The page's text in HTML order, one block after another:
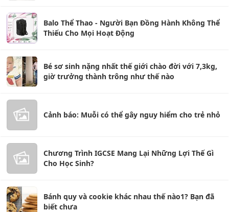
Balo Thể Thao - Người Bạn Đồng Hành Không Thể
Thiếu Cho Mọi Hoạt Động
Bé sơ sinh nặng nhất thế giới chào đời với 7,3kg,
giờ trưởng thành trông như thế nào
Cảnh báo: Muỗi có thể gây nguy hiểm cho trẻ nhỏ
Chương Trình IGCSE Mang Lại Những Lợi Thế Gì
Cho Học Sinh?
Bánh quy và cookie khác nhau thế nào1? Bạn đã
biết chưa